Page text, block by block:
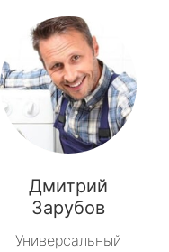
Дмитрий
Зарубов
Универсальный